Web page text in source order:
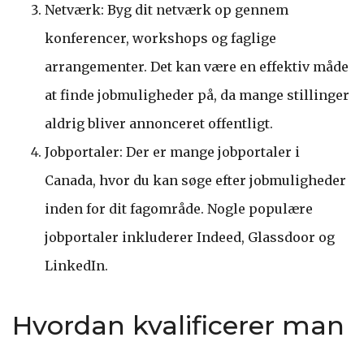
Netværk: Byg dit netværk op gennem
konferencer, workshops og faglige
arrangementer. Det kan være en effektiv måde
at finde jobmuligheder på, da mange stillinger
aldrig bliver annonceret offentligt.
Jobportaler: Der er mange jobportaler i
Canada, hvor du kan søge efter jobmuligheder
inden for dit fagområde. Nogle populære
jobportaler inkluderer Indeed, Glassdoor og
LinkedIn.
Hvordan kvalificerer man